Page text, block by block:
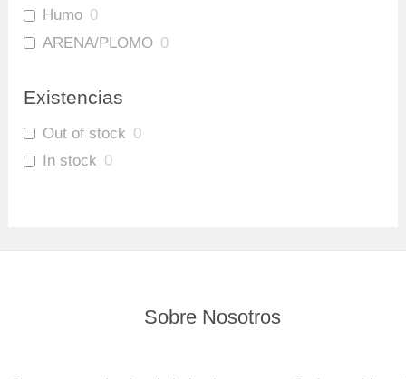
Humo 0
ARENA/PLOMO 0
Existencias
Out of stock 0
In stock 0
Sobre Nosotros